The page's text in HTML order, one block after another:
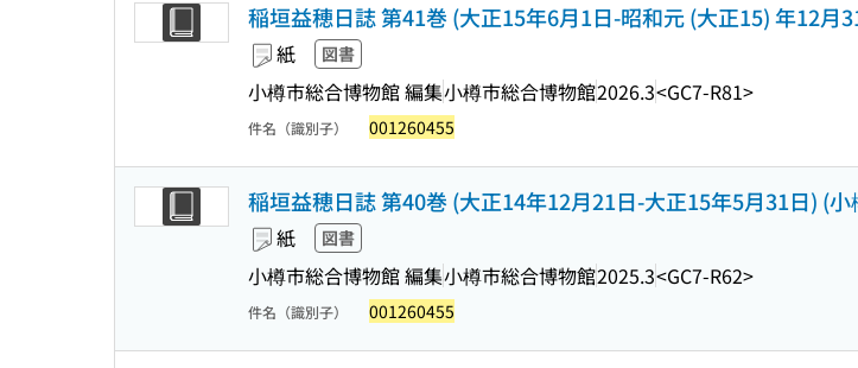
稲垣益穂日誌 第41巻 (大正15年6月1日-昭和元 (大正15) 年12月
紙 図書
小樽市総合博物館 編集小樽市総合博物館2026.3<GC7-R81>
件名（識別子） 001260455
稲垣益穂日誌 第40巻 (大正14年12月21日-大正15年5月31日) (
紙 図書
小樽市総合博物館 編集小樽市総合博物館2025.3<GC7-R62>
件名（識別子） 001260455